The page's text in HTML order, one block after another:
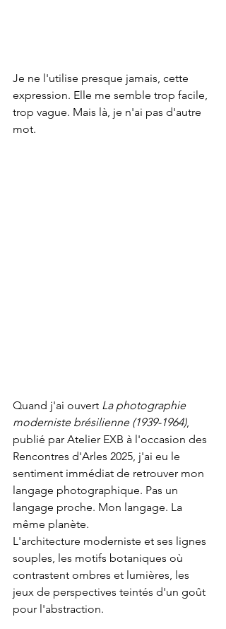
Je ne l'utilise presque jamais, cette
expression. Elle me semble trop facile,
trop vague. Mais là, je n'ai pas d'autre
mot.
Quand j'ai ouvert La photographie
moderniste brésilienne (1939-1964),
publié par Atelier EXB à l'occasion des
Rencontres d'Arles 2025, j'ai eu le
sentiment immédiat de retrouver mon
langage photographique. Pas un
langage proche. Mon langage. La
même planète.
L'architecture moderniste et ses lignes
souples, les motifs botaniques où
contrastent ombres et lumières, les
jeux de perspectives teintés d'un goût
pour l'abstraction.